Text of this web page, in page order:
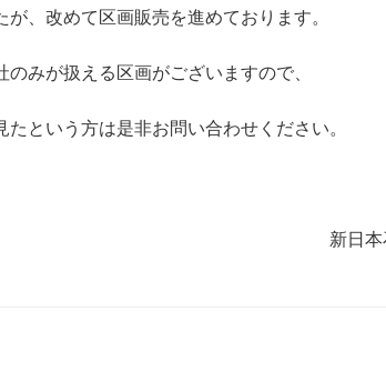
が、改めて区画販売を進めております。
のみが扱える区画がございますので、
たという方は是非お問い合わせください。
本石材㈱